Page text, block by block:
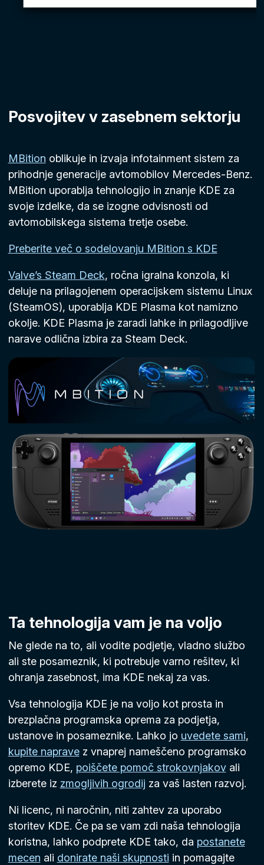
Posvojitev v zasebnem sektorju
MBition oblikuje in izvaja infotainment sistem za
prihodnje generacije avtomobilov Mercedes-Benz.
MBition uporablja tehnologijo in znanje KDE za
svoje izdelke, da se izogne ​​odvisnosti od
avtomobilskega sistema tretje osebe.
Preberite več o sodelovanju MBition s KDE
Valve’s Steam Deck, ročna igralna konzola, ki
deluje na prilagojenem operacijskem sistemu Linux
(SteamOS), uporablja KDE Plasma kot namizno
okolje. KDE Plasma je zaradi lahke in prilagodljive
narave odlična izbira za Steam Deck.
Ta tehnologija vam je na voljo
Ne glede na to, ali vodite podjetje, vladno službo
ali ste posameznik, ki potrebuje varno rešitev, ki
ohranja zasebnost, ima KDE nekaj za vas.
Vsa tehnologija KDE je na voljo kot prosta in
brezplačna programska oprema za podjetja,
ustanove in posameznike. Lahko jo uvedete sami,
kupite napravez vnaprej nameščeno programsko
opremo KDE, poiščete pomoč strokovnjakovali
izberete iz zmogljivih ogrodij za vaš lasten razvoj.
Ni licenc, ni naročnin, niti zahtev za uporabo
storitev KDE. Če pa se vam zdi naša tehnologija
koristna, lahko podprete KDE tako, da postanete
mecen ali donirate naši skupnosti in pomagajte